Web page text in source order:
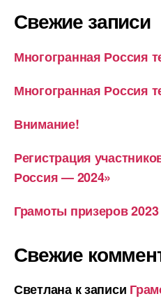
Свежие записи
Многогранная Россия
Многогранная Россия
Внимание!
Регистрация
Россия — 2024»
Грамоты призеров 2023
Свежие
Светланак записи